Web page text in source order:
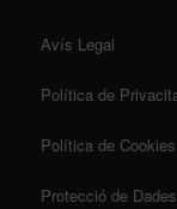
Avís Legal
Política de
Política de Cookies
Protecció de Dades